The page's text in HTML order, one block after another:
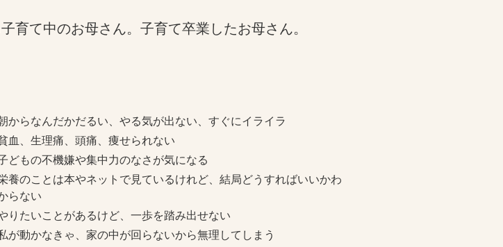
育て中のお母さん。子育て卒業したお母さん。
からなんだかだるい、やる気が出ない、すぐにイライラ
血、生理痛、頭痛、痩せられない
どもの不機嫌や集中力のなさが気になる
養のことは本やネットで見ているけれど、結局どうすればいいかわ
らない
りたいことがあるけど、一歩を踏み出せない
が動かなきゃ、家の中が回らないから無理してしまう